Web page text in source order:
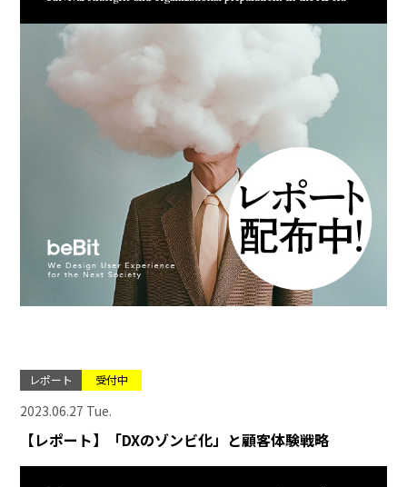
レポート 受付中
2023.06.27 Tue.
【レポート】「DXのゾンビ化」と顧客体験戦略